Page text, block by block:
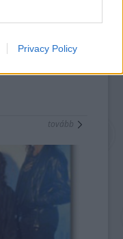
Privacy Policy
- újabb
lesz itt csabai,
tovább